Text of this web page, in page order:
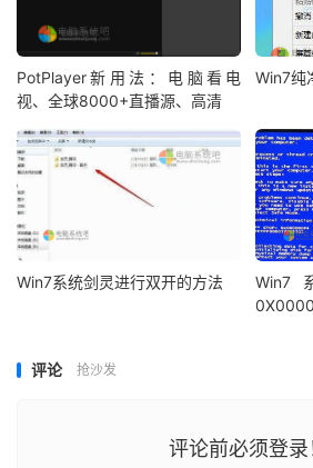
PotPlayer新用法：电脑看电
视、全球8000+直播源、高清
Win7纯
Win7系统剑灵进行双开的方法
评论 抢沙发
评论前必须登录